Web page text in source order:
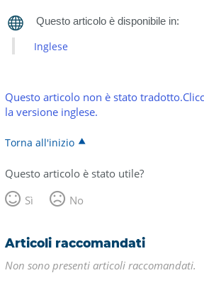
Inglese
Questo articolo non è stato
la versione inglese.
Torna all'inizio
Questo articolo è stato utile?
Sì
No
Articoli raccomandati
Non sono presenti articoli raccomandati.